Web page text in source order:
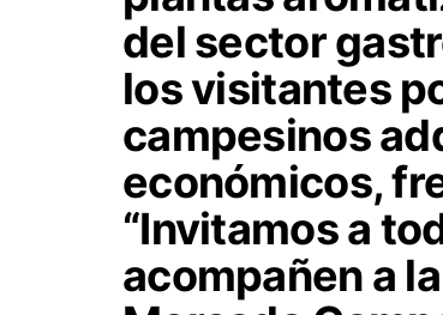
del sector
los visitantes
campesinos
económicos,
“Invitamos a
acompañen a